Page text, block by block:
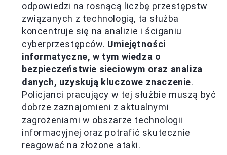
odpowiedzi na rosnącą liczbę przestępstw
związanych z technologią, ta służba
koncentruje się na analizie i ściganiu
cyberprzestępców. Umiejętności
informatyczne, w tym wiedza o
bezpieczeństwie sieciowym oraz analiza
danych, uzyskują kluczowe znaczenie.
Policjanci pracujący w tej służbie muszą być
dobrze zaznajomieni z aktualnymi
zagrożeniami w obszarze technologii
informacyjnej oraz potrafić skutecznie
reagować na złożone ataki.